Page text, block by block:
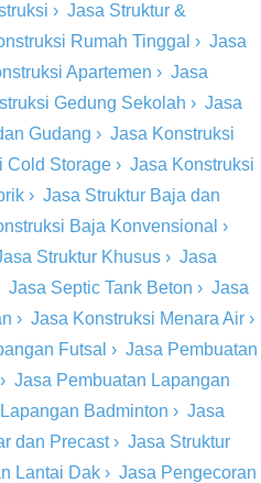
› Jasa Struktur &
Rumah Tinggal › Jasa
Apartemen › Jasa
Gedung Sekolah › Jasa
Gudang › Jasa Konstruksi
Cold Storage › Jasa Konstruksi
› Jasa Struktur Baja dan
Baja Konvensional ›
Struktur Khusus › Jasa
Jasa Septic Tank Beton › Jasa
› Jasa Konstruksi Menara Air ›
Futsal › Jasa Pembuatan
› Jasa Pembuatan Lapangan
Badminton › Jasa
dan Precast› Jasa Struktur
Lantai Dak › Jasa Pengecoran